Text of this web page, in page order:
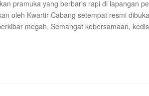
pramuka yang berbaris rapi di lapangan
oleh Kwartir Cabang setempat resmi
megah. Semangat kebersamaan,